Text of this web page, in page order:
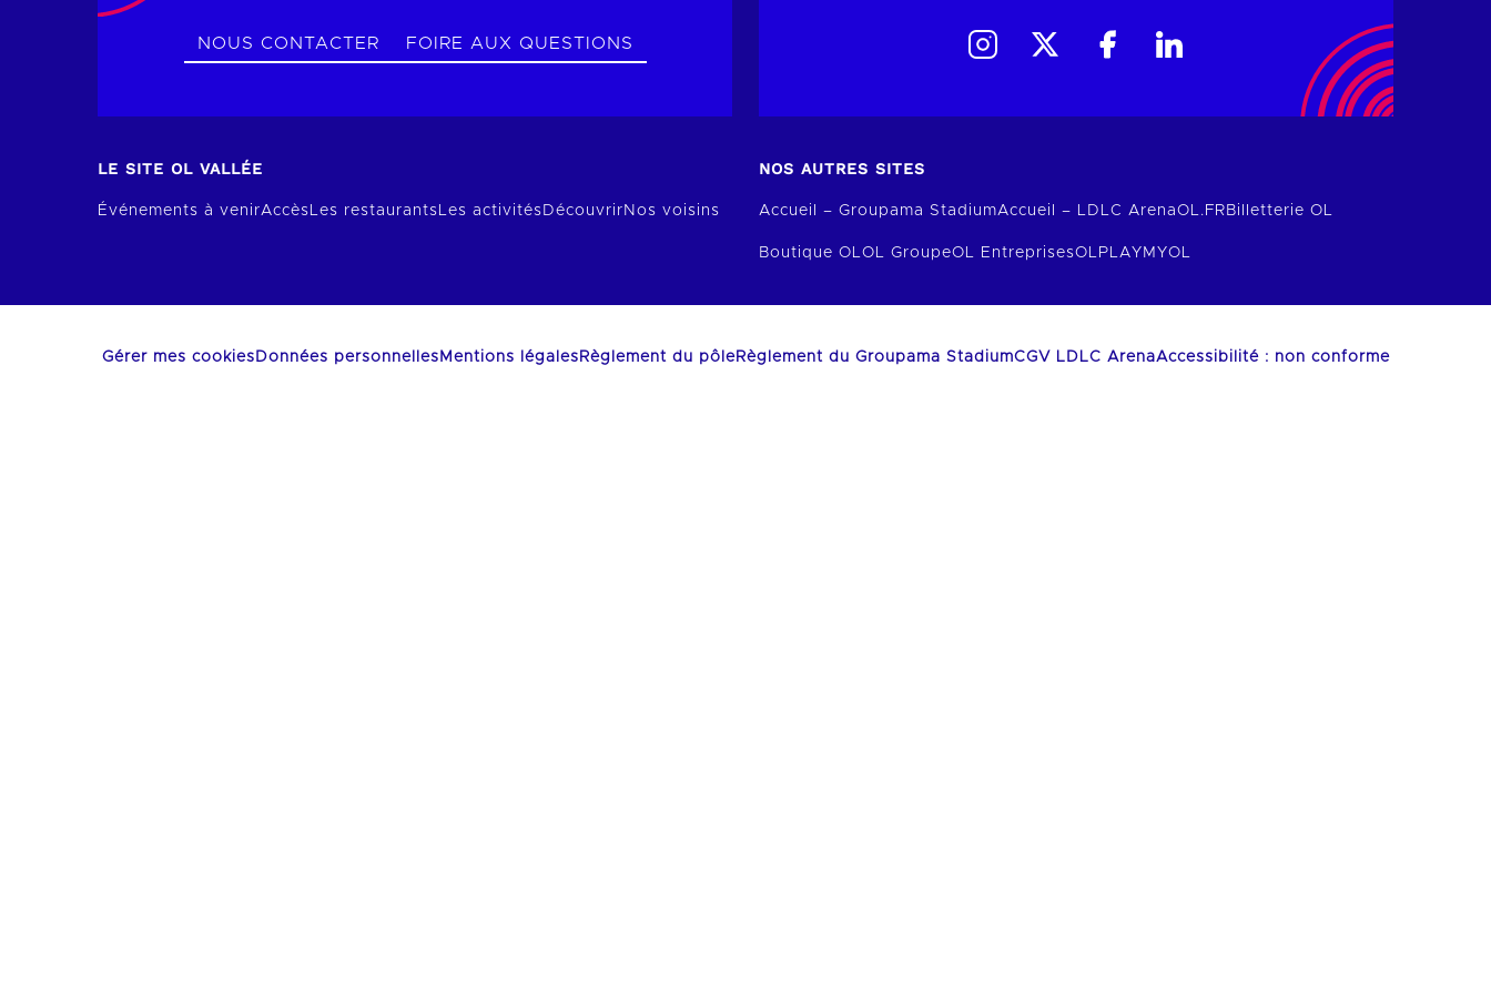
NOUS CONTACTER FOIRE AUX QUESTIONS
LE SITE OL VALLÉE
Événements à venirAccèsLes restaurantsLes activités Découvrir Nos voisins
NOS AUTRES SITES
Accueil – Groupama StadiumAccueil – LDLC ArenaOL.FR Billetterie OL
Boutique OLOL GroupeOL EntreprisesOLPLAY MYOL
Gérer mes cookies Données personnelles Mentions légales Règlement du pôleRèglement du Groupama StadiumCGV LDLC ArenaAccessibilité : non conforme